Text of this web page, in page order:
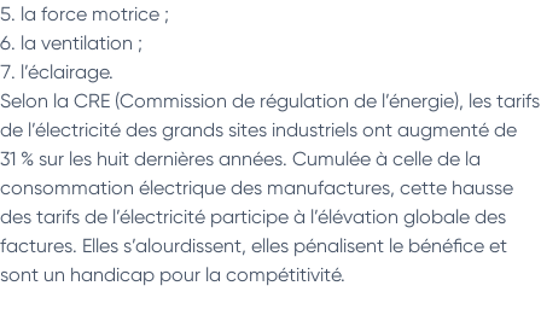
la force motrice ;
la ventilation ;
l’éclairage.
Selon la CRE (Commission de régulation de l’énergie), les tarifs
de l’électricité des grands sites industriels ont augmenté de
31 % sur les huit dernières années. Cumulée à celle de la
consommation électrique des manufactures, cette hausse
des tarifs de l’électricité participe à l’élévation globale des
factures. Elles s’alourdissent, elles pénalisent le bénéfice et
sont un handicap pour la compétitivité.